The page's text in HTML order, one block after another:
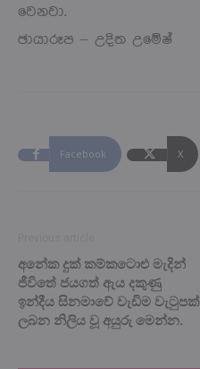
වෙනවා.
ඡායාරූප – උදිත උමේෂ්
Facebook X
අනේක දුක් කම්කටොළු මැදින්
ජීවිතේ ජයගත් ඇය දකුණු
ඉන්දීය සිනමාවේ වැඩිම වැටුපක්
ලබන නිලිය වූ අයුරු මෙන්න.